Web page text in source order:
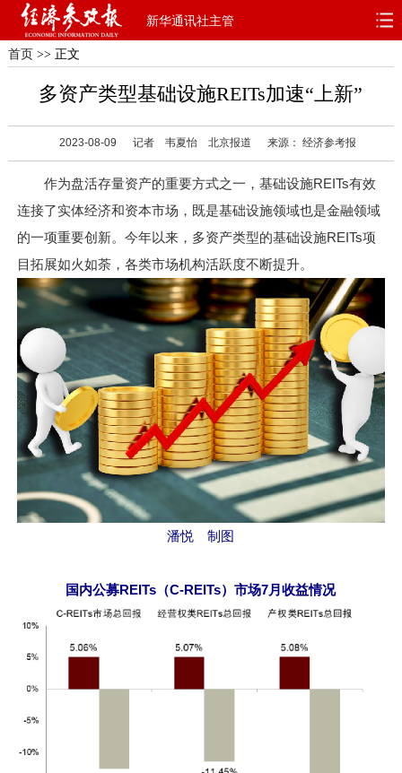
新华通讯社主管
首页 深度 思想
首页 >> 正文
多资产类型基础设施REITs加速“上新”
2023-08-09 记者 韦夏怡 北京报道 来源： 经济参考报
作为盘活存量资产的重要方式之一，基础设施REITs有效
连接了实体经济和资本市场，既是基础设施领域也是金融领域
的一项重要创新。今年以来，多资产类型的基础设施REITs项
目拓展如火如荼，各类市场机构活跃度不断提升。
潘悦 制图
国内公募REITs（C-REITs）市场7月收益情况